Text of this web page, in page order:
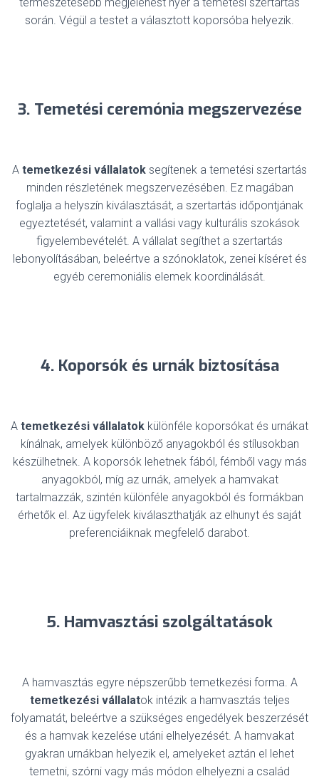
során. Végül a testet a választott koporsóba helyezik.
3. Temetési ceremónia megszervezése
A temetkezési vállalatok segítenek a temetési szertartás
minden részletének megszervezésében. Ez magában
foglalja a helyszín kiválasztását, a szertartás időpontjának
egyeztetését, valamint a vallási vagy kulturális szokások
figyelembevételét. A vállalat segíthet a szertartás
lebonyolításában, beleértve a szónoklatok, zenei kíséret és
egyéb ceremoniális elemek koordinálását.
4. Koporsók és urnák biztosítása
A temetkezési vállalatok különféle koporsókat és urnákat
kínálnak, amelyek különböző anyagokból és stílusokban
készülhetnek. A koporsók lehetnek fából, fémből vagy más
anyagokból, míg az urnák, amelyek a hamvakat
tartalmazzák, szintén különféle anyagokból és formákban
érhetők el. Az ügyfelek kiválaszthatják az elhunyt és saját
preferenciáiknak megfelelő darabot.
5. Hamvasztási szolgáltatások
A hamvasztás egyre népszerűbb temetkezési forma. A
temetkezési vállalatok intézik a hamvasztás teljes
folyamatát, beleértve a szükséges engedélyek beszerzését
és a hamvak kezelése utáni elhelyezését. A hamvakat
gyakran urnákban helyezik el, amelyeket aztán el lehet
temetni, szórni vagy más módon elhelyezni a család